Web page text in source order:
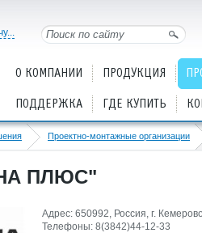
О КОМПАНИИ ПРОДУКЦИЯ
ПОДДЕРЖКА ГДЕ КУПИТЬ
Проектно-монтажные организации
ПЛЮС"
Адрес: 650992, Россия, г.
Телефоны: 8(3842)44-12-33